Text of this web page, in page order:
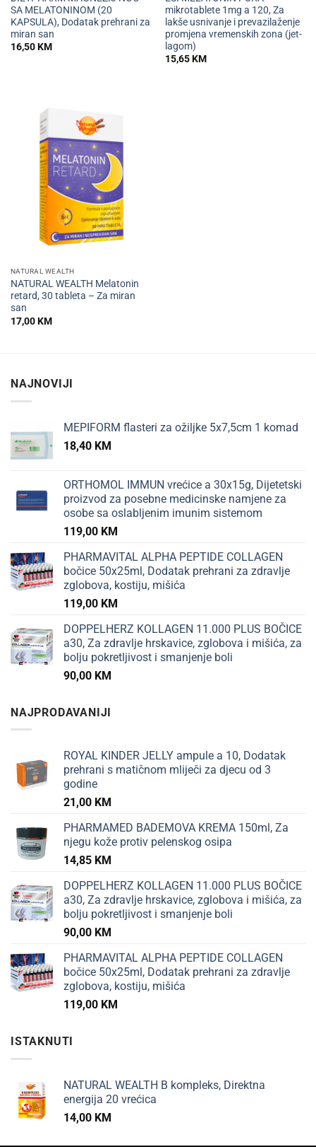
SA MELATONINOM (20
KAPSULA), Dodatak prehrani za
miran san
16,50KM
mikrotablete 1mg a 120, Za
lakše usnivanje i prevazilaženje
promjena vremenskih zona (jet-
lagom)
15,65KM
NATURAL WEALTH
NATURAL WEALTH Melatonin
retard, 30 tableta – Za miran
san
17,00KM
NAJNOVIJI
MEPIFORM flasteri za ožiljke 5x7,5cm 1 komad
18,40 KM
ORTHOMOL IMMUN vrećice a 30x15g, Dijetetski
proizvod za posebne medicinske namjene za
osobe sa oslabljenim imunim sistemom
119,00 KM
PHARMAVITAL ALPHA PEPTIDE COLLAGEN
bočice 50x25ml, Dodatak prehrani za zdravlje
zglobova, kostiju, mišića
119,00 KM
DOPPELHERZ KOLLAGEN 11.000 PLUS BOČICE
a30, Za zdravlje hrskavice, zglobova i mišića, za
bolju pokretljivost i smanjenje boli
90,00 KM
NAJPRODAVANIJI
ROYAL KINDER JELLY ampule a 10, Dodatak
prehrani s matičnom mliječi za djecu od 3
godine
21,00 KM
PHARMAMED BADEMOVA KREMA 150ml, Za
njegu kože protiv pelenskog osipa
14,85 KM
DOPPELHERZ KOLLAGEN 11.000 PLUS BOČICE
a30, Za zdravlje hrskavice, zglobova i mišića, za
bolju pokretljivost i smanjenje boli
90,00 KM
PHARMAVITAL ALPHA PEPTIDE COLLAGEN
bočice 50x25ml, Dodatak prehrani za zdravlje
zglobova, kostiju, mišića
119,00 KM
ISTAKNUTI
NATURAL WEALTH B kompleks, Direktna
energija 20 vrećica
14,00 KM